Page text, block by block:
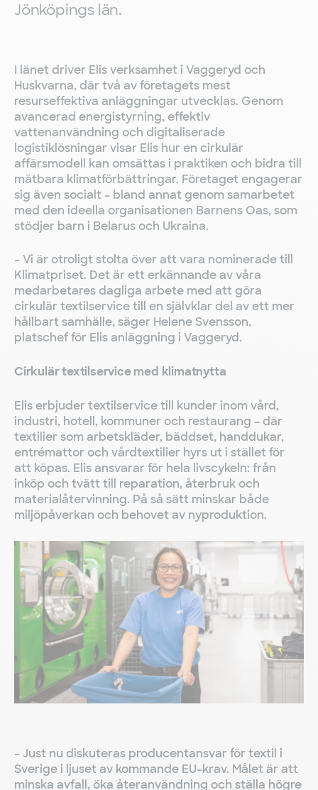
Jönköpings län.
I länet driver Elis verksamhet i Vaggeryd och
Huskvarna, där två av företagets mest
resurseffektiva anläggningar utvecklas. Genom
avancerad energistyrning, effektiv
vattenanvändning och digitaliserade
logistiklösningar visar Elis hur en cirkulär
affärsmodell kan omsättas i praktiken och bidra till
mätbara klimatförbättringar. Företaget engagerar
sig även socialt – bland annat genom samarbetet
med den ideella organisationen Barnens Oas, som
stödjer barn i Belarus och Ukraina.
– Vi är otroligt stolta över att vara nominerade till
Klimatpriset. Det är ett erkännande av våra
medarbetares dagliga arbete med att göra
cirkulär textilservice till en självklar del av ett mer
hållbart samhälle, säger Helene Svensson,
platschef för Elis anläggning i Vaggeryd.
Cirkulär textilservice med klimatnytta
Elis erbjuder textilservice till kunder inom vård,
industri, hotell, kommuner och restaurang – där
textilier som arbetskläder, bäddset, handdukar,
entrémattor och vårdtextilier hyrs ut i stället för
att köpas. Elis ansvarar för hela livscykeln: från
inköp och tvätt till reparation, återbruk och
materialåtervinning. På så sätt minskar både
miljöpåverkan och behovet av nyproduktion.
– Just nu diskuteras producentansvar för textil i
Sverige i ljuset av kommande EU-krav. Målet är att
minska avfall, öka återanvändning och ställa högre